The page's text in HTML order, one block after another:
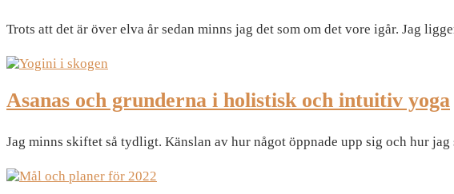
Trots att det är över elva år sedan minns jag det som om det vore igår. Jag
Asanas och grunderna i holistisk och intuitiv yoga
Jag minns skiftet så tydligt. Känslan av hur något öppnade upp sig och hur